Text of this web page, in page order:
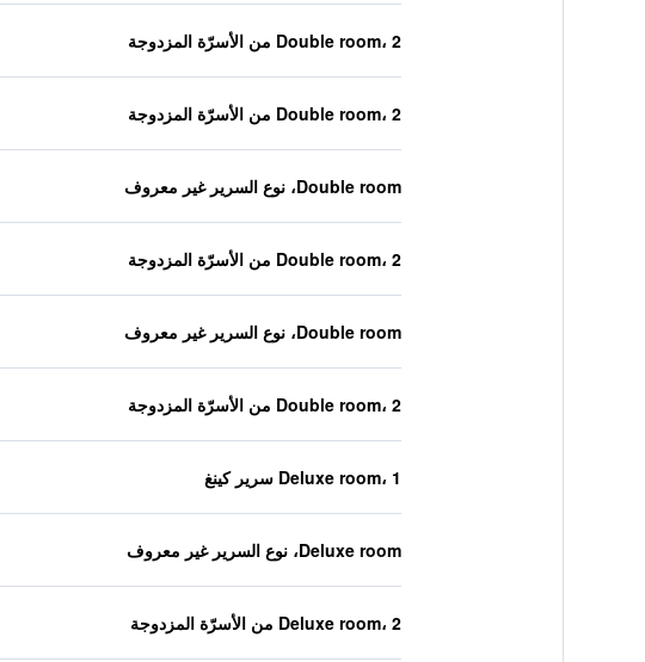
Double room، 2 من الأسرّة المزدوجة
Double room، 2 من الأسرّة المزدوجة
Double room، نوع السرير غير معروف
Double room، 2 من الأسرّة المزدوجة
Double room، نوع السرير غير معروف
Double room، 2 من الأسرّة المزدوجة
Deluxe room، 1 سرير كينغ
Deluxe room، نوع السرير غير معروف
Deluxe room، 2 من الأسرّة المزدوجة